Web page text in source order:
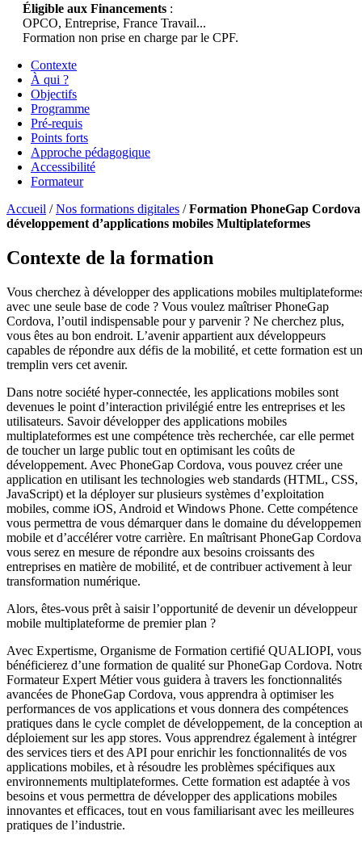
Éligible aux Financements :
OPCO, Entreprise, France Travail...
Formation non prise en charge par le CPF.
Contexte
À qui ?
Objectifs
Programme
Pré-requis
Points forts
Approche pédagogique
Accessibilité
Formateur
Accueil /Nos formations digitales /Formation PhoneGap
développement d’applications mobiles Multiplateformes
Contexte de la formation
Vous cherchez à développer des applications mobiles
avec une seule base de code ? Vous voulez maîtriser PhoneGap
Cordova, l’outil indispensable pour y parvenir ? Ne cherchez plus,
vous êtes au bon endroit. L’avenir appartient aux développeurs
capables de répondre aux défis de la mobilité, et cette formation est un
tremplin vers cet avenir.
Dans notre société hyper-connectée, les applications mobiles sont
devenues le point d’interaction privilégié entre les entreprises et les
utilisateurs. Savoir développer des applications mobiles
multiplateformes est une compétence très recherchée, car elle permet
de toucher un large public tout en optimisant les coûts de
développement. Avec PhoneGap Cordova, vous pouvez créer une
application en utilisant les technologies web standards (HTML, CSS,
JavaScript) et la déployer sur plusieurs systèmes d’exploitation
mobiles, comme iOS, Android et Windows Phone. Cette compétence
vous permettra de vous démarquer dans le domaine du
mobile et d’accélérer votre carrière. En maîtrisant PhoneGap
vous serez en mesure de répondre aux besoins croissants des
entreprises en matière de mobilité, et de contribuer activement à leur
transformation numérique.
Alors, êtes-vous prêt à saisir l’opportunité de devenir un développeur
mobile multiplateforme de premier plan ?
Avec Expertisme, Organisme de Formation certifié QUALIOPI, vous
bénéficierez d’une formation de qualité sur PhoneGap Cordova.
Formateur Expert Métier vous guidera à travers les fonctionnalités
avancées de PhoneGap Cordova, vous apprendra à optimiser les
performances de vos applications et vous donnera des compétences
pratiques dans le cycle complet de développement, de la conception
déploiement sur les app stores. Vous apprendrez également à intégrer
des services tiers et des API pour enrichir les fonctionnalités de vos
applications mobiles, et à résoudre les problèmes spécifiques aux
environnements multiplateformes. Cette formation est adaptée à vos
besoins et vous permettra de développer des applications mobiles
innovantes et efficaces, tout en vous familiarisant avec les meilleures
pratiques de l’industrie.